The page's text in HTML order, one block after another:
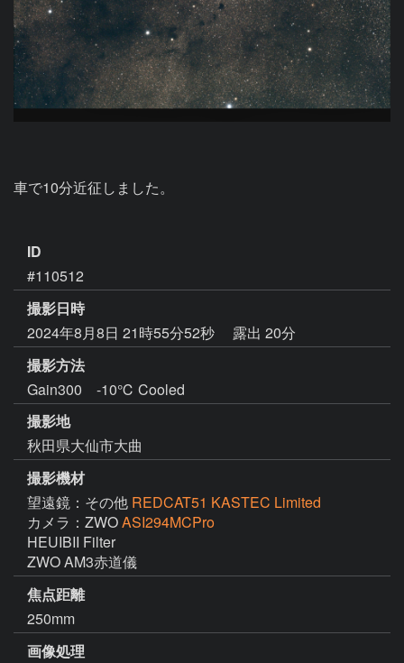
車で10分近征しました。
ID
#110512
撮影日時
2024年8月8日 21時55分52秒
露出 20分
撮影方法
Gain300 -10℃ Cooled
撮影地
秋田県大仙市大曲
撮影機材
望遠鏡：その他 REDCAT51 KASTEC Limited
カメラ：ZWOASI294MCPro
HEUIBII Filter
焦点距離
250mm
画像処理